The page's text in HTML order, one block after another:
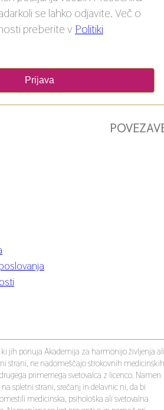
se lahko odjavite. Več o
preberite v Politiki
Prijava
ki jih ponuja Akademija za harmonijo življenja ali
strani, ne nadomeščajo strokovnih
primernega svetovalca z licenco. Namen
spletni strani, srečanj in delavnic ni, da bi
medicinska, psihološka ali svetovalna